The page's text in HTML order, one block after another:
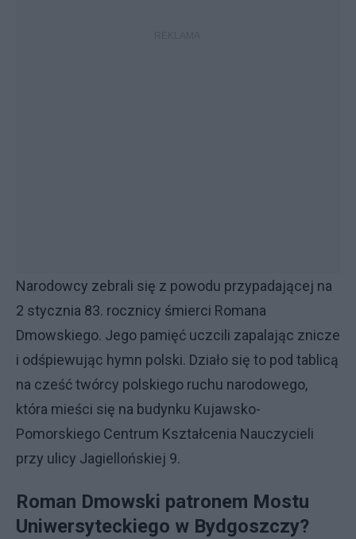
Narodowcy zebrali się z powodu przypadającej na
2 stycznia 83. rocznicy śmierci Romana
Dmowskiego. Jego pamięć uczcili zapalając znicze
i odśpiewując hymn polski. Działo się to pod tablicą
na cześć twórcy polskiego ruchu narodowego,
która mieści się na budynku Kujawsko-
Pomorskiego Centrum Kształcenia Nauczycieli
przy ulicy Jagiellońskiej 9.
Roman Dmowski patronem Mostu
Uniwersyteckiego w Bydgoszczy?